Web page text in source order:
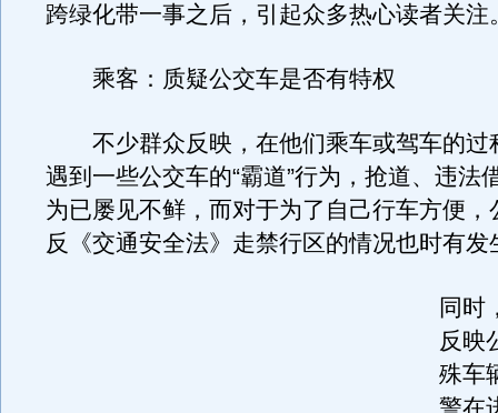
跨绿化带一事之后，引起众多热心读者关注
乘客：质疑公交车是否有特权
不少群众反映，在他们乘车或驾车的过
遇到一些公交车的“霸道”行为，抢道、违法
为已屡见不鲜，而对于为了自己行车方便，
反《交通安全法》走禁行区的情况也时有发
同时
反映
殊车
警在